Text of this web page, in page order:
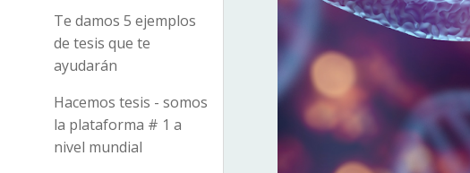
Te damos 5 ejemplos
de tesis que te
ayudarán
Hacemos tesis - somos
la plataforma # 1 a
nivel mundial